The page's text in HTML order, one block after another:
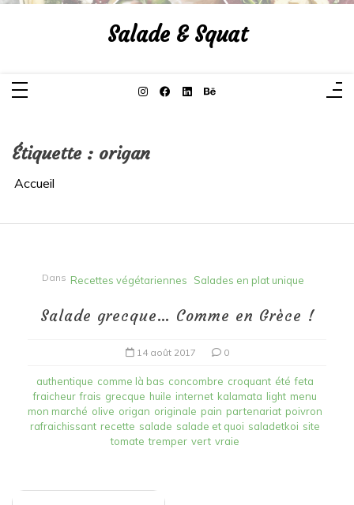
Aller
Salade & Squat
Étiquette : origan
Accueil
Dans Recettes végétariennes Salades en plat unique
Salade grecque… Comme en Grèce !
14 août 2017 0
authentique comme là bas concombre croquant été feta
fraicheur frais grecque huile internet kalamata light menu
mon marché olive origan originale pain partenariat poivron
rafraichissant recette salade salade et quoi saladetkoi site
tomate tremper vert vraie